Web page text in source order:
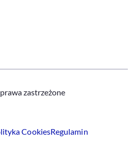
zastrzeżone
CookiesRegulamin